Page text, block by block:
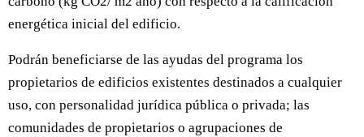
energética inicial del edificio.
Podrán beneficiarse de las ayudas del programa los
propietarios de edificios existentes destinados a cualquier
uso, con personalidad jurídica pública o privada; las
comunidades de propietarios o agrupaciones de